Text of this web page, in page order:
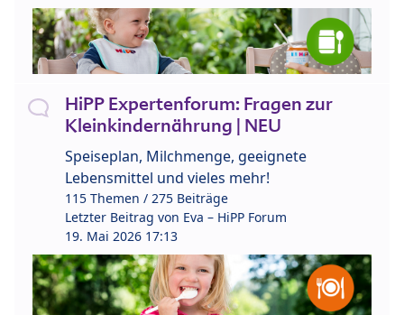
HiPP Expertenforum: Fragen zur
Kleinkindernährung | NEU
Speiseplan, Milchmenge, geeignete
Lebensmittel und vieles mehr!
115 Themen / 275 Beiträge
Letzter Beitrag von Eva – HiPP Forum
19. Mai 2026 17:13